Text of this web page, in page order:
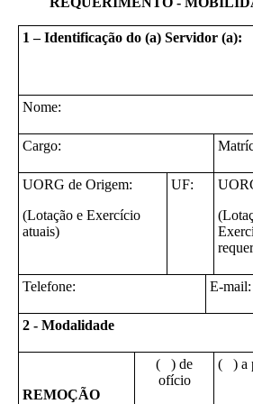
1 – Identificação do (a) Servidor (a):
Nome:
Cargo:
UORG de Origem:
(Lotação e Exercício
atuais)
UF:
Telefone: E-mail:
2 - Modalidade
REMOÇÃO
( ) de
ofício
( ) a